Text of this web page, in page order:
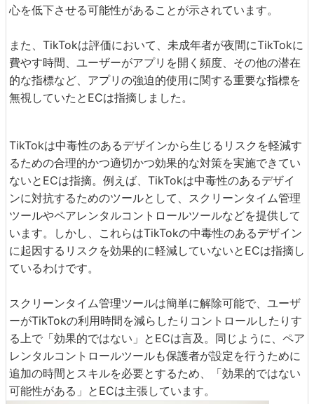
心を低下させる可能性があることが示されています。
また、TikTokは評価において、未成年者が夜間にTikTokに
費やす時間、ユーザーがアプリを開く頻度、その他の潜在
的な指標など、アプリの強迫的使用に関する重要な指標を
無視していたとECは指摘しました。
TikTokは中毒性のあるデザインから生じるリスクを軽減す
るための合理的かつ適切かつ効果的な対策を実施できてい
ないとECは指摘。例えば、TikTokは中毒性のあるデザイ
ンに対抗するためのツールとして、スクリーンタイム管理
ツールやペアレンタルコントロールツールなどを提供して
います。しかし、これらはTikTokの中毒性のあるデザイン
に起因するリスクを効果的に軽減していないとECは指摘し
ているわけです。
スクリーンタイム管理ツールは簡単に解除可能で、ユーザ
ーがTikTokの利用時間を減らしたりコントロールしたりす
る上で「効果的ではない」とECは言及。同じように、ペア
レンタルコントロールツールも保護者が設定を行うために
追加の時間とスキルを必要とするため、「効果的ではない
可能性がある」とECは主張しています。